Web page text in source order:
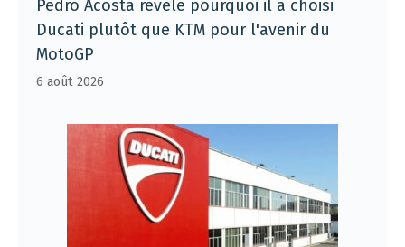
Pedro Acosta révèle pourquoi il a choisi
Ducati plutôt que KTM pour l'avenir du
MotoGP
6 août 2026